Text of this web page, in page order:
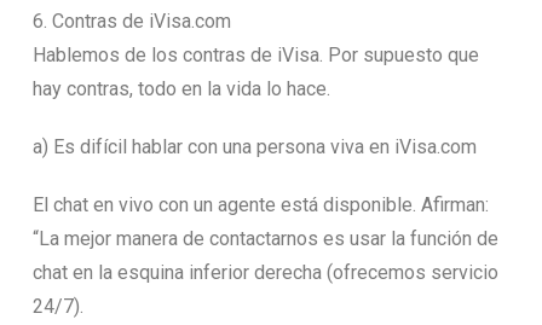
6. Contras de iVisa.com
Hablemos de los contras de iVisa. Por supuesto que
hay contras, todo en la vida lo hace.
a) Es difícil hablar con una persona viva en iVisa.com
El chat en vivo con un agente está disponible. Afirman:
“La mejor manera de contactarnos es usar la función de
chat en la esquina inferior derecha (ofrecemos servicio
24/7).